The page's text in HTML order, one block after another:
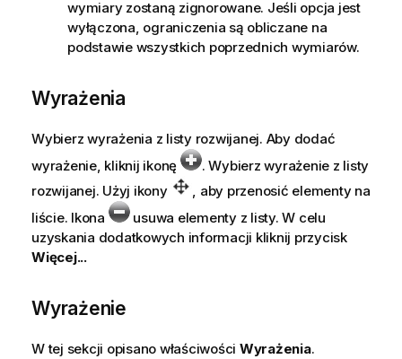
wymiary zostaną zignorowane. Jeśli opcja jest
wyłączona, ograniczenia są obliczane na
podstawie wszystkich poprzednich wymiarów.
Wyrażenia
Wybierz wyrażenia z listy rozwijanej. Aby dodać
wyrażenie, kliknij ikonę
. Wybierz wyrażenie z listy
rozwijanej. Użyj ikony
, aby przenosić elementy na
liście. Ikona
usuwa elementy z listy. W celu
uzyskania dodatkowych informacji kliknij przycisk
Więcej...
Wyrażenie
W tej sekcji opisano właściwości Wyrażenia.